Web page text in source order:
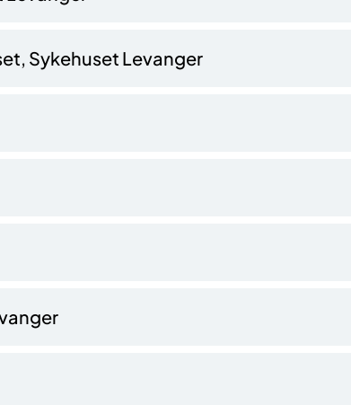
Sykehuset Levanger